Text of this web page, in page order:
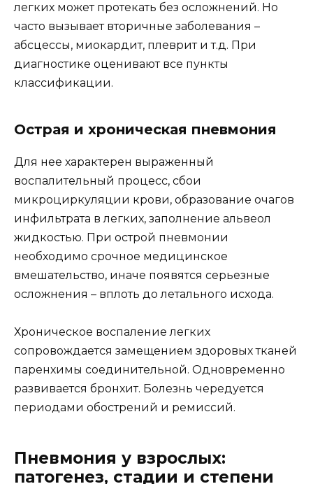
легких может протекать без осложнений. Но
часто вызывает вторичные заболевания –
абсцессы, миокардит, плеврит и т.д. При
диагностике оценивают все пункты
классификации.
Острая и хроническая пневмония
Для нее характерен выраженный
воспалительный процесс, сбои
микроциркуляции крови, образование очагов
инфильтрата в легких, заполнение альвеол
жидкостью. При острой пневмонии
необходимо срочное медицинское
вмешательство, иначе появятся серьезные
осложнения – вплоть до летального исхода.
Хроническое воспаление легких
сопровождается замещением здоровых тканей
паренхимы соединительной. Одновременно
развивается бронхит. Болезнь чередуется
периодами обострений и ремиссий.
Пневмония у взрослых:
патогенез, стадии и степени